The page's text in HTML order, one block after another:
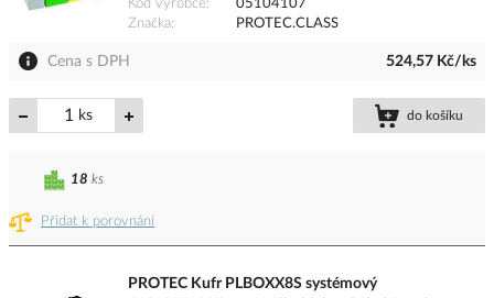
Kód výrobce
05104107
Značka
PROTEC.CLASS
Cena s DPH 524,57 Kč/ks
ks do košíku
Přidat k porovnání
18 ks
PROTEC Kufr PLBOXX8S systémový